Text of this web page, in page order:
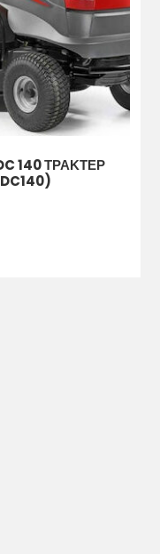
140 ΤΡΑΚΤΕΡ